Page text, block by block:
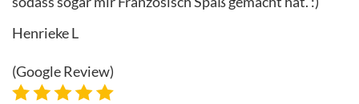
Henrieke L
(Google Review)